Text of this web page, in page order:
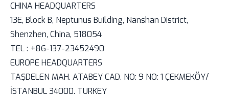
CHINA HEADQUARTERS
13E, Block B, Neptunus Building, Nanshan District,
Shenzhen, China, 518054
TEL : +86-137-23452490
EUROPE HEADQUARTERS
TAŞDELEN MAH. ATABEY CAD. NO: 9 NO: 1 ÇEKMEKÖY/
İSTANBUL 34000. TURKEY